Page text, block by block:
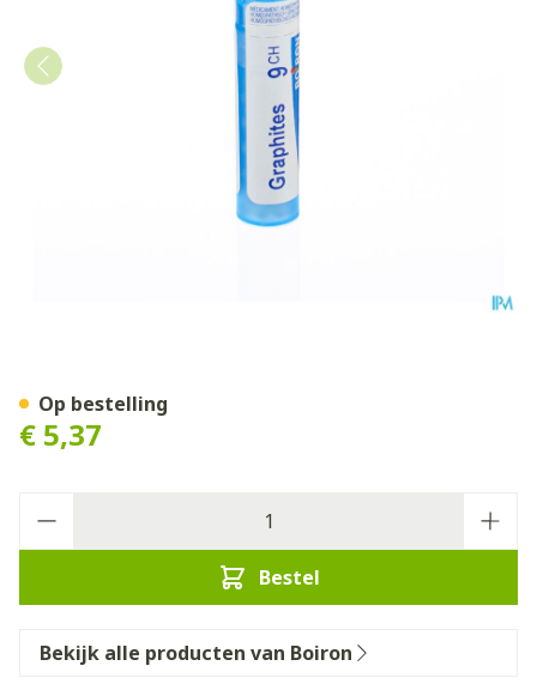
€ 5,37
Bestel
Op bestelling
Bekijk alle producten van Boiron